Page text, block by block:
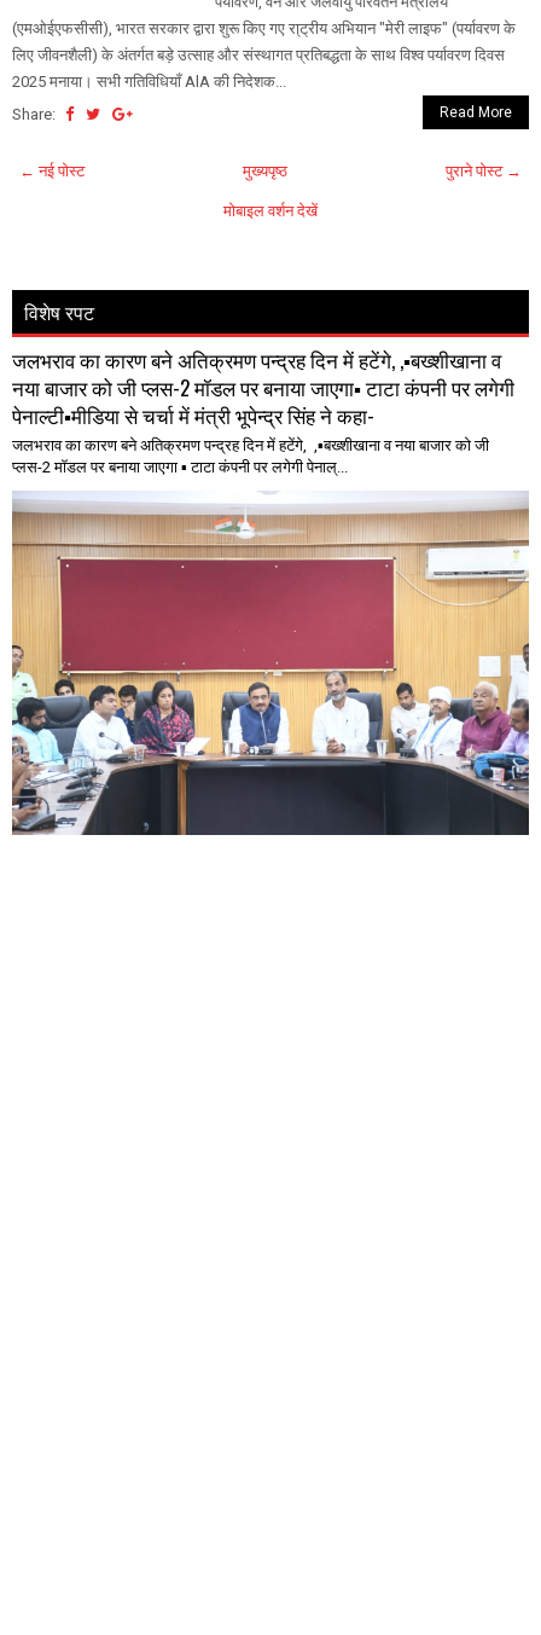
(एमओईएफसीसी), भारत सरकार द्वारा शुरू किए गए रा्ट्रीय अभियान "मेरी लाइफ" (पर्यावरण के
लिए जीवनशैली) के अंतर्गत बड़े उत्साह और संस्थागत प्रतिबद्धता के साथ विश्व पर्यावरण दिवस
2025 मनाया। सभी गतिविधियाँ AlA की निदेशक...
Share:
Read More
← नई पोस्ट पुराने पोस्ट →
मुख्यपृष्ठ
मोबाइल वर्शन देखें
विशेष रपट
जलभराव का कारण बने अतिक्रमण पन्द्रह दिन में हटेंगे, ,▪️बख्शीखाना व
नया बाजार को जी प्लस-2 मॉडल पर बनाया जाएगा▪️ टाटा कंपनी पर लगेगी
पेनाल्टी▪️मीडिया से चर्चा में मंत्री भूपेन्द्र सिंह ने कहा-
जलभराव का कारण बने अतिक्रमण पन्द्रह दिन में हटेंगे, ,▪️बख्शीखाना व नया बाजार को जी
प्लस-2 मॉडल पर बनाया जाएगा ▪️ टाटा कंपनी पर लगेगी पेनाल्...